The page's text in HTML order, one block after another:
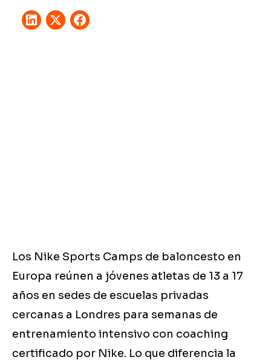
Los Nike Sports Camps de baloncesto en
Europa reúnen a jóvenes atletas de 13 a 17
años en sedes de escuelas privadas
cercanas a Londres para semanas de
entrenamiento intensivo con coaching
certificado por Nike. Lo que diferencia la